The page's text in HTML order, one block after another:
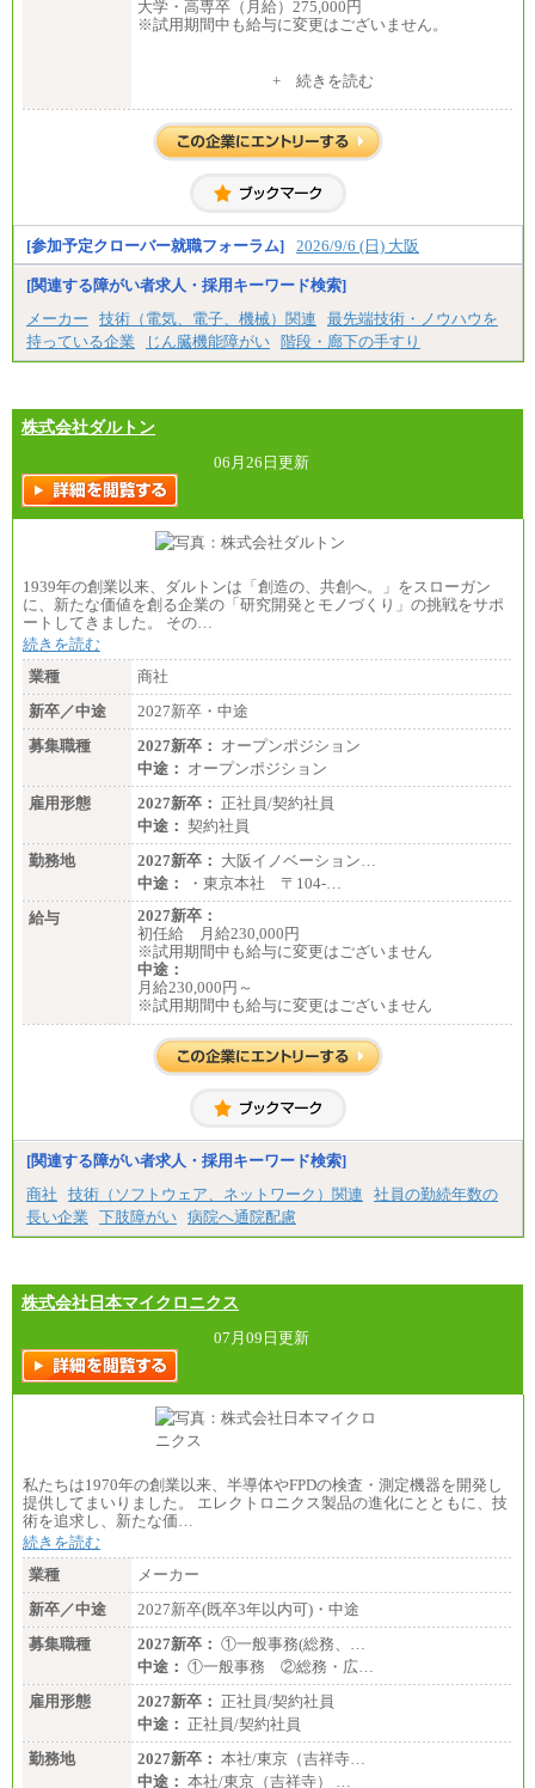
大学・高専卒（月給）275,000円
※試用期間中も給与に変更はございません。
大学・高専卒（月給）275,000円
※試用期間中も給与に変更はございません。
+ 続きを読む
[参加予定クローバー就職フォーラム] 2026/9/6 (日) 大阪
[関連する障がい者求人・採用キーワード検索]
メーカー
技術（電気、電子、機械）関連
最先端技術・ノウハウを
持っている企業
じん臓機能障がい 階段・廊下の手すり
株式会社ダルトン
06月26日更新
1939年の創業以来、ダルトンは「創造の、共創へ。」をスローガン
に、新たな価値を創る企業の「研究開発とモノづくり」の挑戦をサポ
ートしてきました。 その…
続きを読む
業種
商社
新卒／中途
2027新卒・中途
募集職種
2027新卒： オープンポジション
中途： オープンポジション
雇用形態
2027新卒： 正社員/契約社員
中途： 契約社員
勤務地
2027新卒： 大阪イノベーション…
中途：
・東京本社 〒104‐…
給与
2027新卒：
初任給 月給230,000円
※試用期間中も給与に変更はございません
中途：
月給230,000円～
※試用期間中も給与に変更はございません
[関連する障がい者求人・採用キーワード検索]
商社
技術（ソフトウェア、ネットワーク）関連
社員の勤続年数の
長い企業
下肢障がい 病院へ通院配慮
株式会社日本マイクロニクス
07月09日更新
私たちは1970年の創業以来、半導体やFPDの検査・測定機器を開発し
提供してまいりました。 エレクトロニクス製品の進化にとともに、技
術を追求し、新たな価…
続きを読む
業種
メーカー
新卒／中途
2027新卒(既卒3年以内可)・中途
募集職種
2027新卒： ①一般事務(総務、…
中途： ①一般事務 ②総務・広…
雇用形態
2027新卒： 正社員/契約社員
中途： 正社員/契約社員
勤務地
2027新卒： 本社/東京（吉祥寺…
中途： 本社/東京（吉祥寺） …